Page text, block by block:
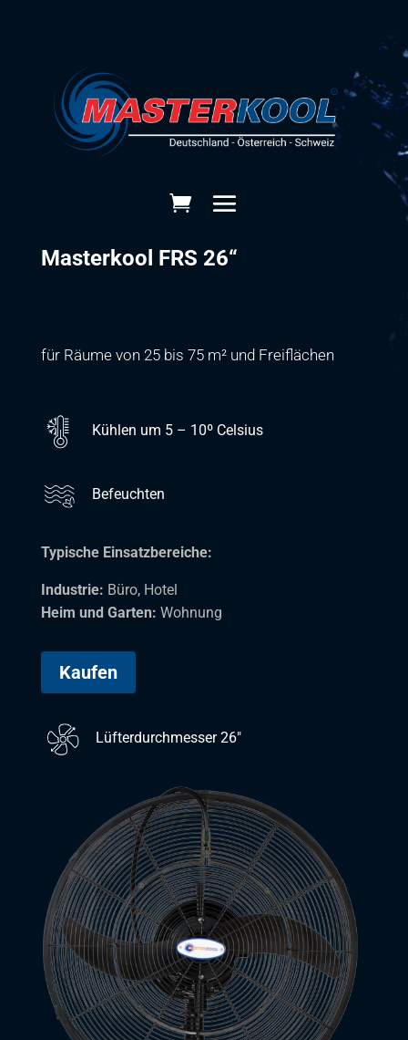
Masterkool FRS 26“
für Räume von 25 bis 75 m² und Freiflächen
Kühlen um 5 – 10º Celsius
Befeuchten
Typische Einsatzbereiche:
Industrie: Büro, Hotel
Heim und Garten: Wohnung
Kaufen
Lüfterdurchmesser 26″